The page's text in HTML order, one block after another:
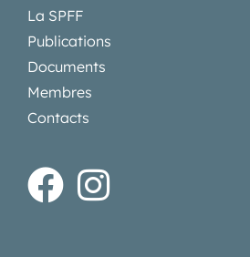
La SPFF
Publications
Documents
Membres
Contacts